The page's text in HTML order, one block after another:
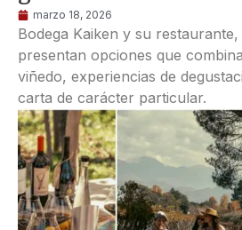
marzo 18, 2026
Bodega Kaiken y su restaurante,
presentan opciones que
viñedo, experiencias de
carta de carácter particular.